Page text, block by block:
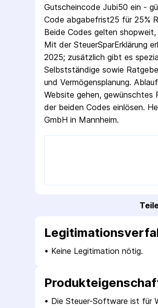
Gutscheincode Jubi50 ein -
Code abgabefrist25 für 25%
Beide Codes gelten
Mit der SteuerSparErklärung
2025; zusätzlich gibt es
Selbstständige sowie
und Vermögensplanung.
Website gehen, gewünschtes
der beiden Codes einlösen.
GmbH in Mannheim.
• Keine Legitimation nötig.
• Die Steuer-Software ist für